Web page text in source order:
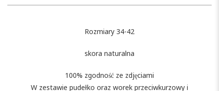
Rozmiary 34-42
skora naturalna
100% zgodność ze zdjęciami
W zestawie pudełko oraz worek przeciwkurzowy i